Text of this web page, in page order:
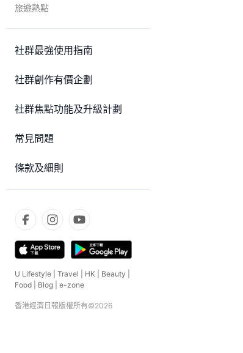
旅遊熱點
社群最強使用指南
社群創作有價企劃
社群焦點功能及升級計劃
常見問題
條款及細則
U Lifestyle Travel HK Beauty
Food
Blog e-zone
香港經濟日報版權所有©2026